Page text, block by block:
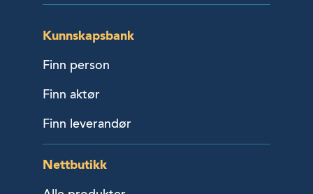
Kunnskapsbank
Finn person
Finn aktør
Finn leverandør
Nettbutikk